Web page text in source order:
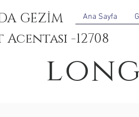
GEZİM
Acentası -12708
Ana Sayfa